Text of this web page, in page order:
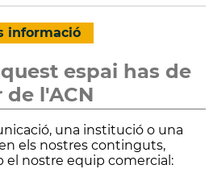
informació
espai has de
l'ACN
una institució o una
els nostres continguts,
el nostre equip comercial: